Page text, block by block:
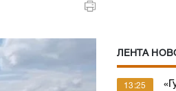
ЛЕНТА
13:25